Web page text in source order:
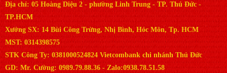
Địa chỉ: 05 Hoàng Diệu 2 - phường Linh Trung - TP. Thủ Đức -
TP.HCM
Xưởng SX: 14 Bùi Công Trừng, Nhị Bình, Hóc Môn, Tp. HCM
MST: 0314398575
STK Công Ty: 0381000524824 Vietcombank chi nhánh Thủ Đức
GD: Mr. Cường: 0989.79.88.36 - Zalo:0938.78.51.58